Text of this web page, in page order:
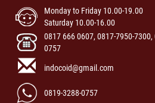
Monday to Friday 10.00-19.00
Saturday 10.00-16.00
0817 666 0607, 0817-7950-
0757
indocoid@gmail.com
0819-3288-0757